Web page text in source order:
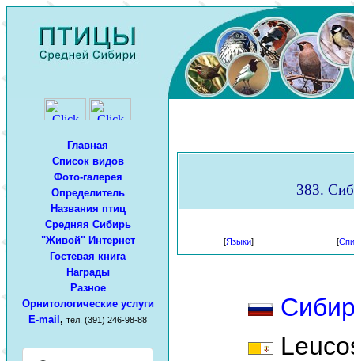
Главная
Список видов
Фото-галерея
Определитель
Названия птиц
Средняя Сибирь
"Живой" Интернет
Гостевая книга
Награды
Разное
Орнитологические услуги
E-mail , тел. (391) 246-98-88
383.
[Языки] [